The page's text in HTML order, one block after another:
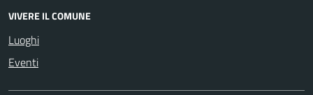
VIVERE IL COMUNE
Luoghi
Eventi